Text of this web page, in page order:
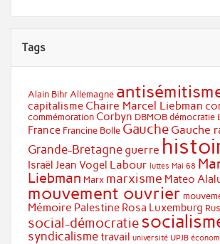
Tags
Alain Bihr Allemagne
capitalisme Chaire Marcel Liebman
commémoration Corbyn DBMOB démocratie
France Francine Bolle Gauche Gauche
Grande-Bretagne guerre
Israël Jean Vogel Labour luttes Mai 68
Liebman Marx marxisme Mateo
mouvement ouvrier
Mémoire Palestine Rosa Luxemburg
social-démocratie
syndicalismetravail université UPJB